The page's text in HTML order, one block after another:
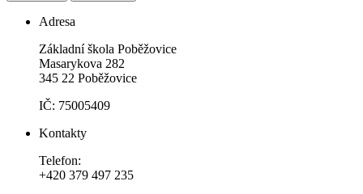
Adresa
Základní škola Poběžovice
Masarykova 282
345 22 Poběžovice
IČ: 75005409
Kontakty
Telefon:
+420 379 497 235